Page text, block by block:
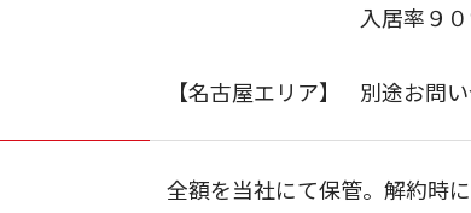
入居率９
【名古屋エリア】 別途お問
全額を当社にて保管。解約時